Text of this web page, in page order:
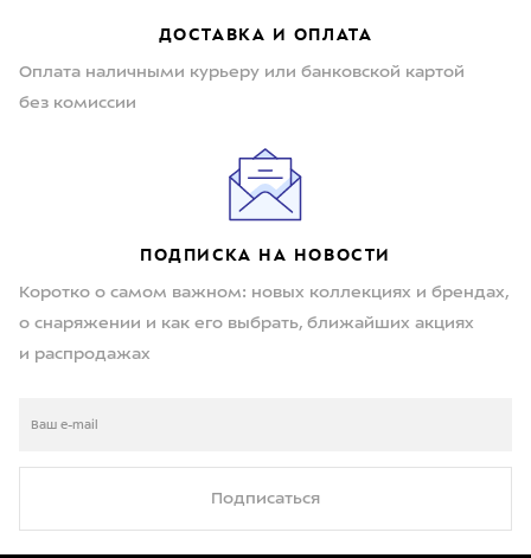
ДОСТАВКА И ОПЛАТА
Оплата наличными курьеру или банковской картой
без комиссии
ПОДПИСКА НА НОВОСТИ
Коротко о самом важном: новых коллекциях и брендах,
о снаряжении и как его выбрать, ближайших акциях
и распродажах
Подписаться